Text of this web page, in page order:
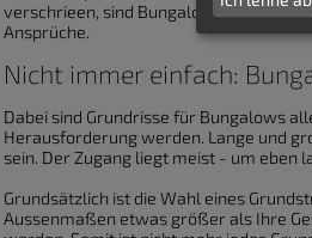
verschrieen, sind Bungalows heute
Ansprüche.
Nicht immer einfach:
Dabei sind Grundrisse für Bungalows
Herausforderung werden. Lange und
sein. Der Zugang liegt meist - um eben
Grundsätzlich ist die Wahl eines
Aussenmaßen etwas größer als Ihre